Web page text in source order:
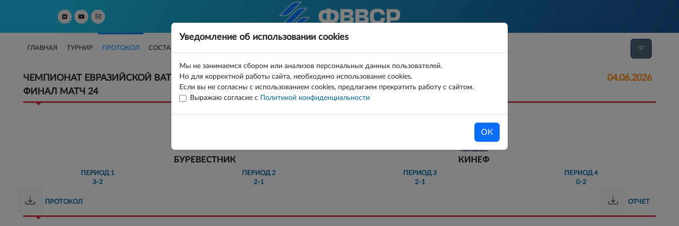
ГЛАВНАЯ ТУРНИР ПРОТОКОЛ СОСТАВЫ
Уведомление об использовании cookies
Мы не занимаемся сбором или анализов персональных данных пользователей.
Но для корректной работы сайта, необходимо использование cookies.
Если вы не согласны с использованием cookies, предлагаем прекратить работу с сайтом.
Выражаю согласие с
Политикой конфиденциальности
ОК
ЧЕМПИОНАТ ЕВРАЗИЙСКОЙ ВАТЕРПОЛЬНОЙ ЛИГИ СРЕДИ ЖЕНСКИХ КОМАНД 2025/26 ФИНАЛ
ФИНАЛ МАТЧ 24
04.06.2026
БУРЕВЕСТНИК КИНЕФ
ПЕРИОД1
3-2
ПЕРИОД2
2-1
ПЕРИОД3
2-1
ПЕРИОД4
0-2
ПРОТОКОЛ ОТЧЕТ